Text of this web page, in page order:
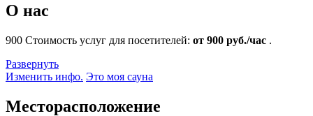
О нас
900 Стоимость услуг для посетителей: от 900 руб./час .
Развернуть
Изменить инфо. Это моя сауна
Месторасположение